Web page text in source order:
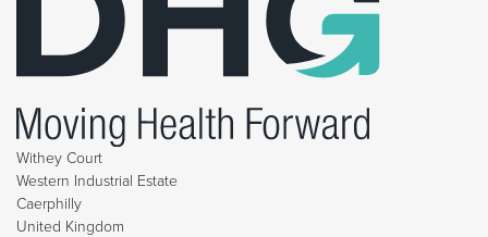
Withey Court
Western Industrial Estate
Caerphilly
United Kingdom